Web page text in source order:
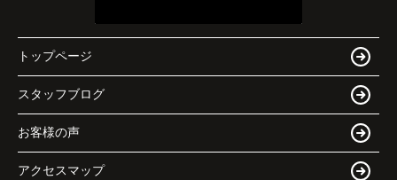
トップページ
スタッフブログ
お客様の声
アクセスマップ